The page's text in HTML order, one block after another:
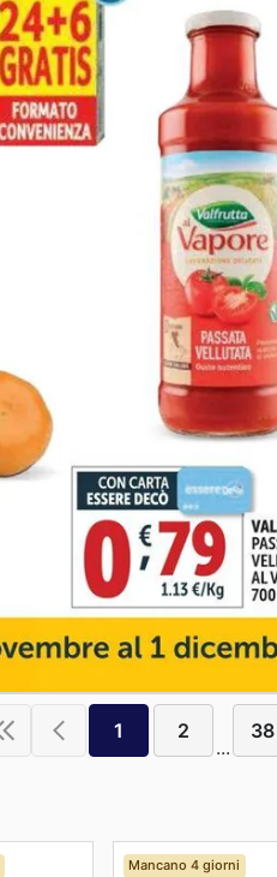
1 2
...
38
Mancano 4 giorni